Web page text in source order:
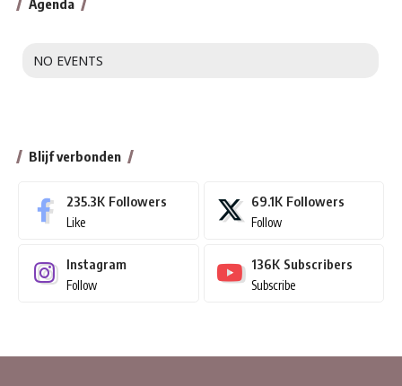
Agenda
NO EVENTS
Blijf verbonden
235.3K Followers
Like
69.1K Followers
Follow
Instagram
Follow
136K Subscribers
Subscribe